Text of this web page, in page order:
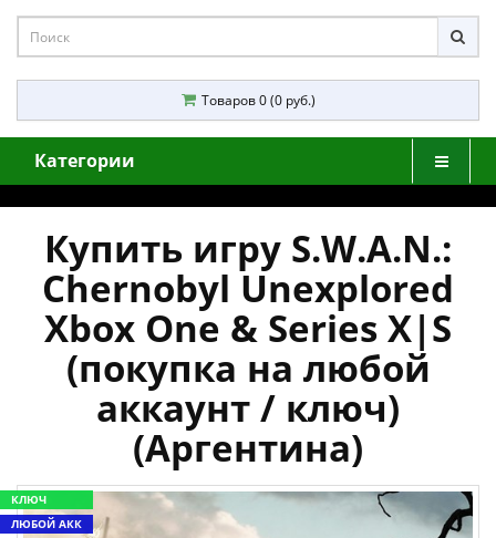
Товаров 0 (0 руб.)
Категории
Купить игру S.W.A.N.:
Chernobyl Unexplored
Xbox One & Series X|S
(покупка на любой
аккаунт / ключ)
(Аргентина)
КЛЮЧ
ЛЮБОЙ АКК